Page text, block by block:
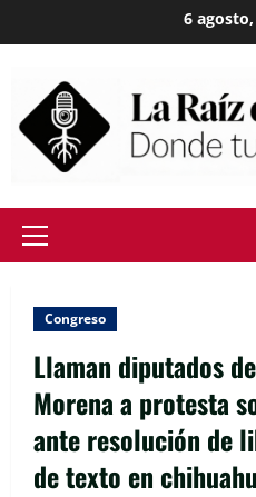
to
6 agosto,
Primary
Congreso
Llaman diputados de
Morena a protesta
ante resolución de
de texto en